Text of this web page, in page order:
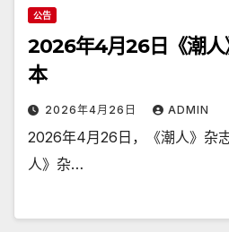
公告
2026年4月26日《潮人
本
2026年4月26日 ADMIN
2026年4月26日，《潮人》杂
人》杂…